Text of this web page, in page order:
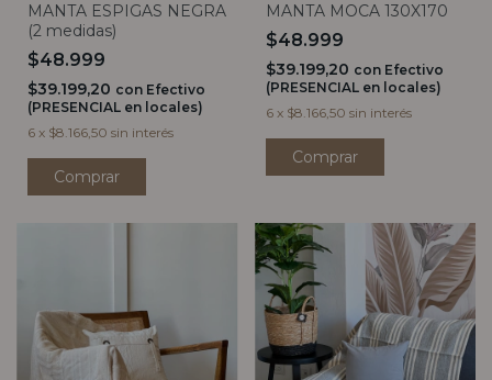
MANTA ESPIGAS NEGRA
(2 medidas)
$48.999
$39.199,20 con Efectivo
(PRESENCIAL en locales)
6 x $8.166,50 sin interés
Comprar
MANTA MOCA 130X170
$48.999
$39.199,20 con Efectivo
(PRESENCIAL en locales)
6 x $8.166,50 sin interés